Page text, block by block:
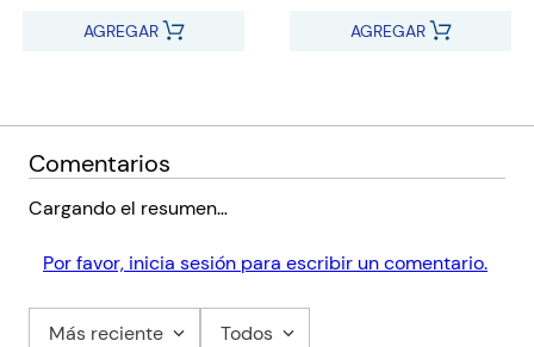
AGREGAR AGREGAR
Comentarios
Cargando el resumen…
Por favor, inicia sesión para escribir un comentario.
Más reciente Todos